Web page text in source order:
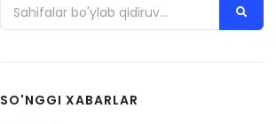
SO'NGGI XABARLAR